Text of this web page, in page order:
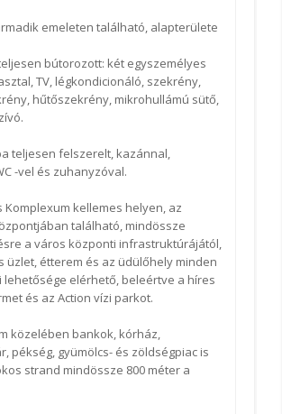
emeleten található, alapterülete
bútorozott: két egyszemélyes
TV, légkondicionáló, szekrény,
hűtőszekrény, mikrohullámú sütő,
teljesen felszerelt, kazánnal,
-vel és zuhanyzóval.
Komplexum kellemes helyen, az
található, mindössze
a város központi infrastruktúrájától,
üzlet, étterem és az üdülőhely minden
lehetősége elérhető, beleértve a híres
és az Action vízi parkot.
közelében bankok, kórház,
pékség, gyümölcs- és zöldségpiac is
strand mindössze 800 méter a